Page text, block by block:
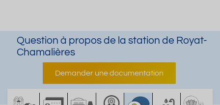
Question à propos de la station de Royat-
Chamalières
Demander une documentation